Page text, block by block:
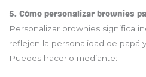
5. Cómo personalizar brownies
Personalizar brownies significa
reflejen la personalidad de papá
Puedes hacerlo mediante: